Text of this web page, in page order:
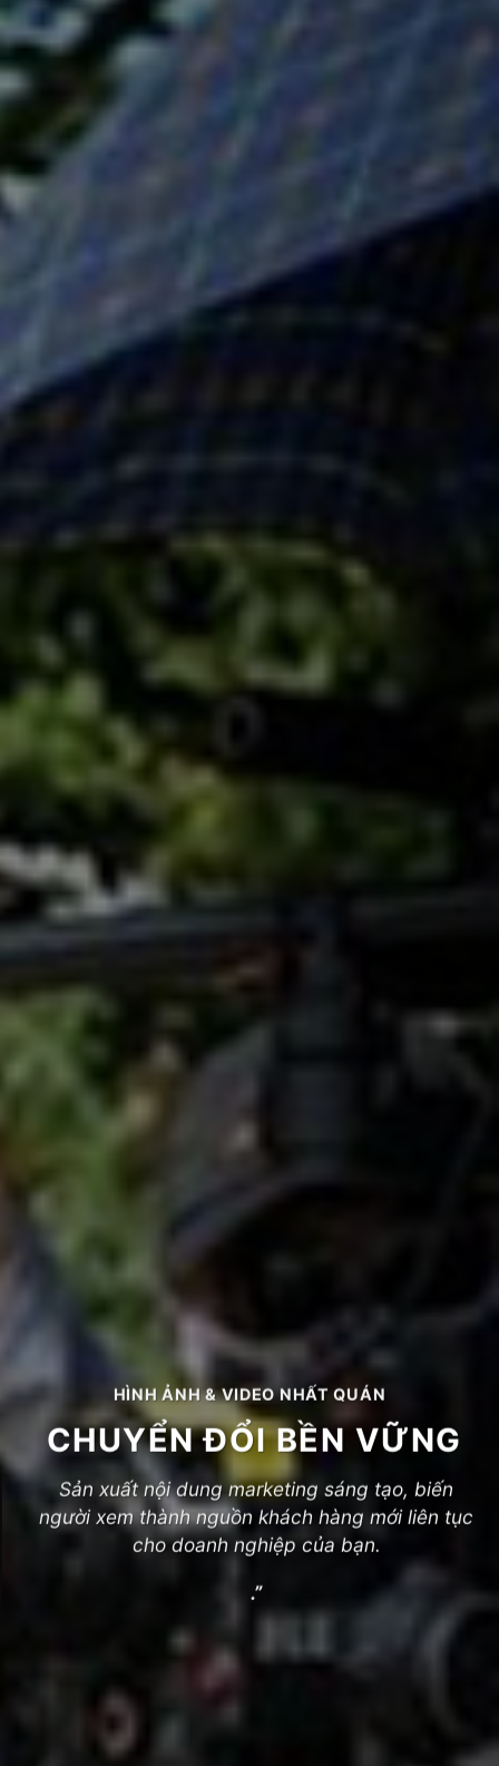
HÌNH ẢNH & VIDEO NHẤT QUÁN
CHUYỂN ĐỔI BỀN VỮNG
Sản xuất nội dung marketing sáng tạo, biến
người xem thành nguồn khách hàng mới liên tục
cho doanh nghiệp của bạn.
.”